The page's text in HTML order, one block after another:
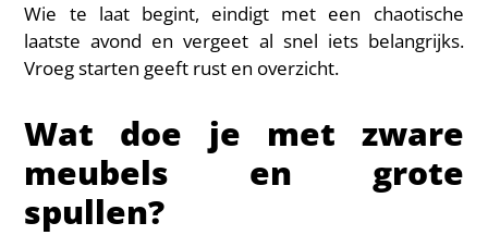
Wie te laat begint, eindigt met een chaotische
laatste avond en vergeet al snel iets belangrijks.
Vroeg starten geeft rust en overzicht.
Wat doe je met zware
meubels en grote
spullen?